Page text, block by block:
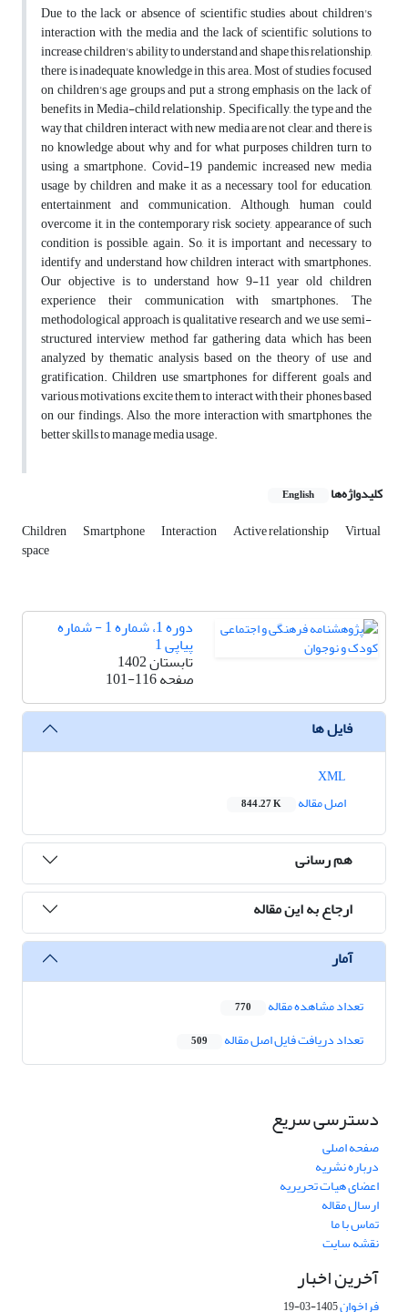
Due to the lack or absence of scientific studies about children's
interaction with the media and the lack of scientific solutions to
increase children's ability to understand and shape this relationship,
there is inadequate knowledge in this area. Most of studies focused
on children's age groups and put a strong emphasis on the lack of
benefits in Media-child relationship. Specifically, the type and the
way that children interact with new media are not clear, and there is
no knowledge about why and for what purposes children turn to
using a smartphone. Covid-19 pandemic increased new media
usage by children and make it as a necessary tool for education,
entertainment and communication. Although, human could
overcome it, in the contemporary risk society, appearance of such
condition is possible, again. So, it is important and necessary to
identify and understand how children interact with smartphones.
Our objective is to understand how 9-11 year old children
experience their communication with smartphones. The
methodological approach is qualitative research and we use semi-
structured interview method far gathering data which has been
analyzed by thematic analysis based on the theory of use and
gratification. Children use smartphones for different goals and
various motivations excite them to interact with their phones based
on our findings. Also, the more interaction with smartphones, the
better skills to manage media usage.
کلیدواژه‌ها English
Children Smartphone Interaction Active relationship Virtual
space
دوره 1، شماره 1 - شماره
پیاپی 1
تابستان 1402
صفحه101-116
فایل ها
اصل مقاله
844.27 K
هم رسانی
ارجاع به این مقاله
آمار
تعداد مشاهده مقاله 770
تعداد دریافت فایل اصل مقاله 509
دسترسی سریع
صفحه اصلی
درباره نشریه
اعضای هیات تحریریه
ارسال مقاله
تماس با ما
نقشه سایت
آخرین اخبار
فراخوان1405-03-19